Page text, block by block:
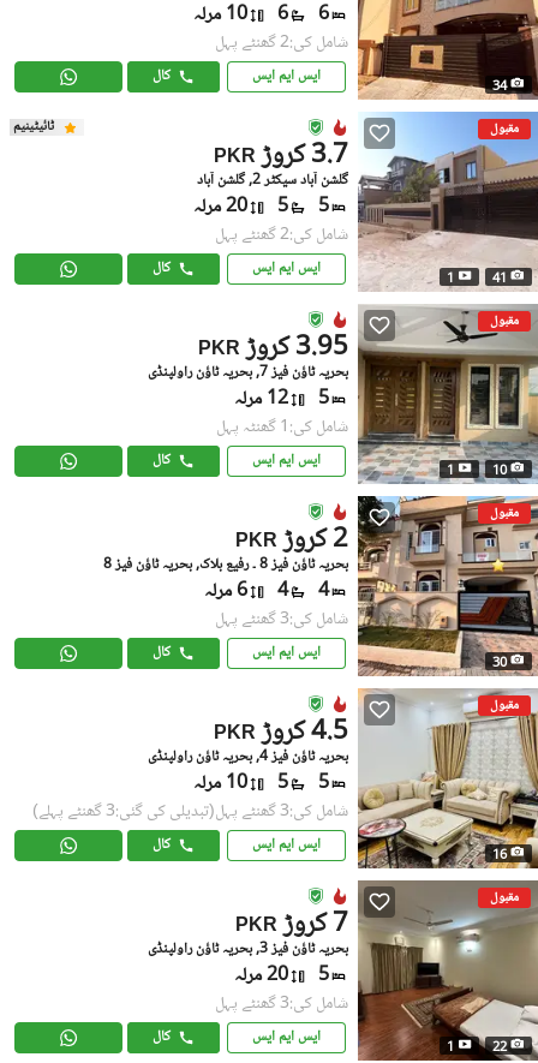
34
6
6 10 مرلہ
شامل کی:2 گھنٹے پہل
ایس ایم ایس کال
مقبول
41
1
ٹائیٹینیم
PKR 3.7 کروڑ
گلشن آباد سیکٹر 2, گلشن آباد
5
5 20 مرلہ
شامل کی:2 گھنٹے پہل
ایس ایم ایس کال
مقبول
10
1
PKR 3.95 کروڑ
بحریہ ٹاؤن فیز 7, بحریہ ٹاؤن راولپنڈی
5 12 مرلہ
شامل کی:1 گھنٹہ پہل
ایس ایم ایس کال
مقبول
30
PKR 2 کروڑ
بحریہ ٹاؤن فیز 8 ۔ رفیع بلاک, بحریہ ٹاؤن فیز 8
4
4 6 مرلہ
شامل کی:3 گھنٹے پہل
ایس ایم ایس کال
مقبول
16
PKR 4.5 کروڑ
بحریہ ٹاؤن فیز 4, بحریہ ٹاؤن راولپنڈی
5
5 10 مرلہ
شامل کی:3 گھنٹے پہل (تبدیلی کی گئی:3 گھنٹے پہلے)
ایس ایم ایس کال
مقبول
22
1
PKR 7 کروڑ
بحریہ ٹاؤن فیز 3, بحریہ ٹاؤن راولپنڈی
5 20 مرلہ
شامل کی:3 گھنٹے پہل
ایس ایم ایس کال